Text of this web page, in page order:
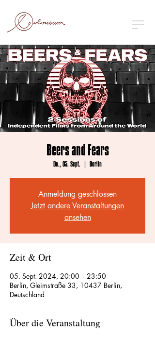
Beers and Fears
Do., 05. Sept.
  |
Berlin
Anmeldung geschlossen
Jetzt andere Veranstaltungen
ansehen
Zeit & Ort
05. Sept. 2024, 20:00 – 23:50
Berlin, Gleimstraße 33, 10437 Berlin,
Deutschland
Über die Veranstaltung